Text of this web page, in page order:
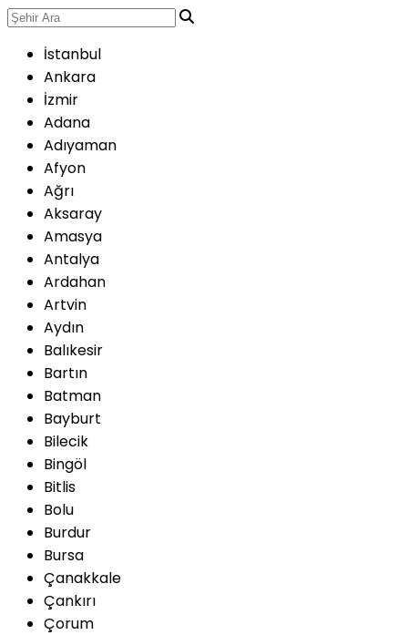
İstanbul
Ankara
İzmir
Adana
Adıyaman
Afyon
Ağrı
Aksaray
Amasya
Antalya
Ardahan
Artvin
Aydın
Balıkesir
Bartın
Batman
Bayburt
Bilecik
Bingöl
Bitlis
Bolu
Burdur
Bursa
Çanakkale
Çankırı
Çorum